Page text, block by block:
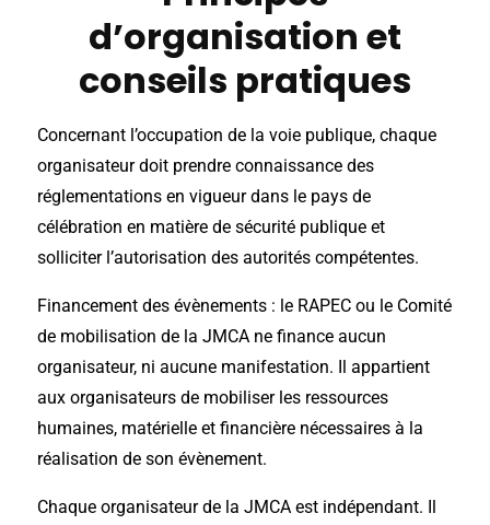
d’organisation et
conseils pratiques
Concernant l’occupation de la voie publique, chaque
organisateur doit prendre connaissance des
réglementations en vigueur dans le pays de
célébration en matière de sécurité publique et
solliciter l’autorisation des autorités compétentes.
Financement des évènements : le RAPEC ou le Comité
de mobilisation de la JMCA ne finance aucun
organisateur, ni aucune manifestation. Il appartient
aux organisateurs de mobiliser les ressources
humaines, matérielle et financière nécessaires à la
réalisation de son évènement.
Chaque organisateur de la JMCA est indépendant. Il